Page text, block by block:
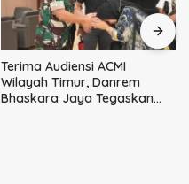
Terima Audiensi ACMI
Wilayah Timur, Danrem
Bhaskara Jaya Tegaskan